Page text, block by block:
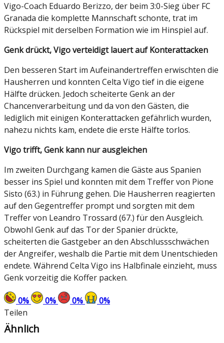
Vigo-Coach Eduardo Berizzo, der beim 3:0-Sieg über FC
Granada die komplette Mannschaft schonte, trat im
Rückspiel mit derselben Formation wie im Hinspiel auf.
Genk drückt, Vigo verteidigt lauert auf Konterattacken
Den besseren Start im Aufeinandertreffen erwischten die
Hausherren und konnten Celta Vigo tief in die eigene
Hälfte drücken. Jedoch scheiterte Genk an der
Chancenverarbeitung und da von den Gästen, die
lediglich mit einigen Konterattacken gefährlich wurden,
nahezu nichts kam, endete die erste Hälfte torlos.
Vigo trifft, Genk kann nur ausgleichen
Im zweiten Durchgang kamen die Gäste aus Spanien
besser ins Spiel und konnten mit dem Treffer von Pione
Sisto (63.) in Führung gehen. Die Hausherren reagierten
auf den Gegentreffer prompt und sorgten mit dem
Treffer von Leandro Trossard (67.) für den Ausgleich.
Obwohl Genk auf das Tor der Spanier drückte,
scheiterten die Gastgeber an den Abschlussschwächen
der Angreifer, weshalb die Partie mit dem Unentschieden
endete. Während Celta Vigo ins Halbfinale einzieht, muss
Genk vorzeitig die Koffer packen.
0% 0% 0% 0%
Teilen
Ähnlich